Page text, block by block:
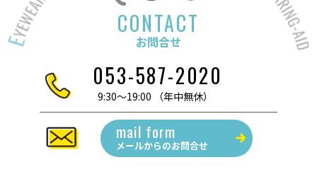
CONTACT
お問合せ
053-587-2020
9:30～19:00 （年中無休）
mail form
メールからのお問合せ